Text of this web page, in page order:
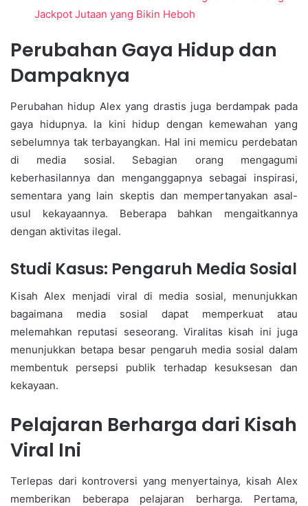
Jackpot Jutaan yang Bikin Heboh
Perubahan Gaya Hidup dan
Dampaknya
Perubahan hidup Alex yang drastis juga berdampak pada
gaya hidupnya. Ia kini hidup dengan kemewahan yang
sebelumnya tak terbayangkan. Hal ini memicu perdebatan
di media sosial. Sebagian orang mengagumi
keberhasilannya dan menganggapnya sebagai inspirasi,
sementara yang lain skeptis dan mempertanyakan asal-
usul kekayaannya. Beberapa bahkan mengaitkannya
dengan aktivitas ilegal.
Studi Kasus: Pengaruh Media Sosial
Kisah Alex menjadi viral di media sosial, menunjukkan
bagaimana media sosial dapat memperkuat atau
melemahkan reputasi seseorang. Viralitas kisah ini juga
menunjukkan betapa besar pengaruh media sosial dalam
membentuk persepsi publik terhadap kesuksesan dan
kekayaan.
Pelajaran Berharga dari Kisah
Viral Ini
Terlepas dari kontroversi yang menyertainya, kisah Alex
memberikan beberapa pelajaran berharga. Pertama,